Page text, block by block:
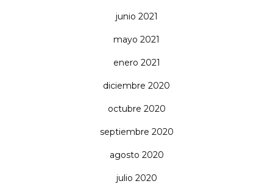
junio 2021
mayo 2021
enero 2021
diciembre 2020
octubre 2020
septiembre 2020
agosto 2020
julio 2020